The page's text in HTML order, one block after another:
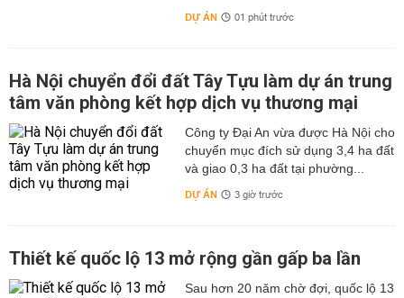
DỰ ÁN 01 phút trước
Hà Nội chuyển đổi đất Tây Tựu làm dự án trung
tâm văn phòng kết hợp dịch vụ thương mại
Công ty Đại An vừa được Hà Nội cho
chuyển mục đích sử dụng 3,4 ha đất
và giao 0,3 ha đất tại phường...
DỰ ÁN 3 giờ trước
Thiết kế quốc lộ 13 mở rộng gần gấp ba lần
Sau hơn 20 năm chờ đợi, quốc lộ 13